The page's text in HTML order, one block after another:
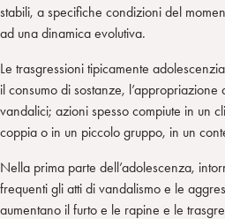
stabili, a specifiche condizioni del
ad una dinamica evolutiva.
Le trasgressioni tipicamente
il consumo di sostanze,
vandalici; azioni spesso compiute in un
coppia o in un piccolo gruppo, in un
Nella prima parte dell’adolescenza,
frequenti gli atti di vandalismo e le
aumentano il furto e le rapine e le